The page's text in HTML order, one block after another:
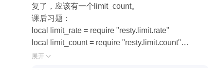
复了，应该有一个limit_count。
课后习题：
local limit_rate = require "resty.limit.rate"
local limit_count = require "resty.limit.count"
local limit_conn = require "resty.limit.conn"
展开 